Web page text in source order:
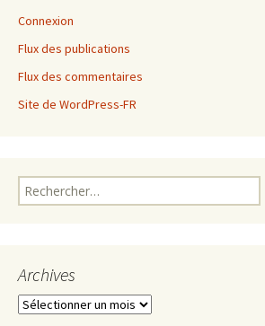
Connexion
Flux des publications
Flux des commentaires
Site de WordPress-FR
Rechercher :
Archives
Archives